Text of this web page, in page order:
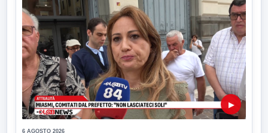
▶
6 AGOSTO 2026